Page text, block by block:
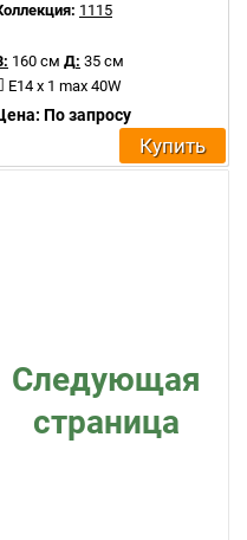
1115
160 см Д: 35 см
E14 x 1 max 40W
По запросу
Купить
Следующая
страница